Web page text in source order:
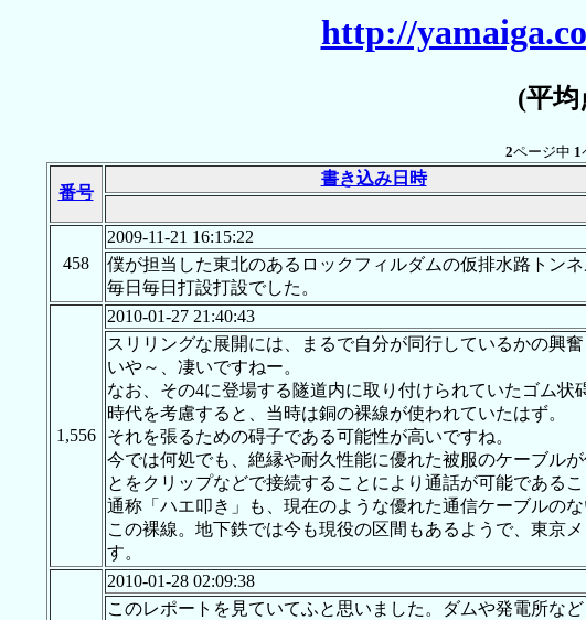
http://
(平
2ページ中 1
番号
書き込み日時
458
2009-11-21 16:15:22
僕が担当した東北のあるロックフィルダムの仮排水路トン
毎日毎日打設打設でした。
1,556
2010-01-27 21:40:43
スリリングな展開には、まるで自分が同行しているかの興
いや～、凄いですねー。
なお、その4に登場する隧道内に取り付けられていたゴム状
時代を考慮すると、当時は銅の裸線が使われていたはず。
それを張るための碍子である可能性が高いですね。
今では何処でも、絶縁や耐久性能に優れた被服のケーブル
とをクリップなどで接続することにより通話が可能であるこ
通称「ハエ叩き」も、現在のような優れた通信ケーブルのな
この裸線。地下鉄では今も現役の区間もあるようで、東京
す。
2010-01-28 02:09:38
このレポートを見ていてふと思いました。ダムや発電所な